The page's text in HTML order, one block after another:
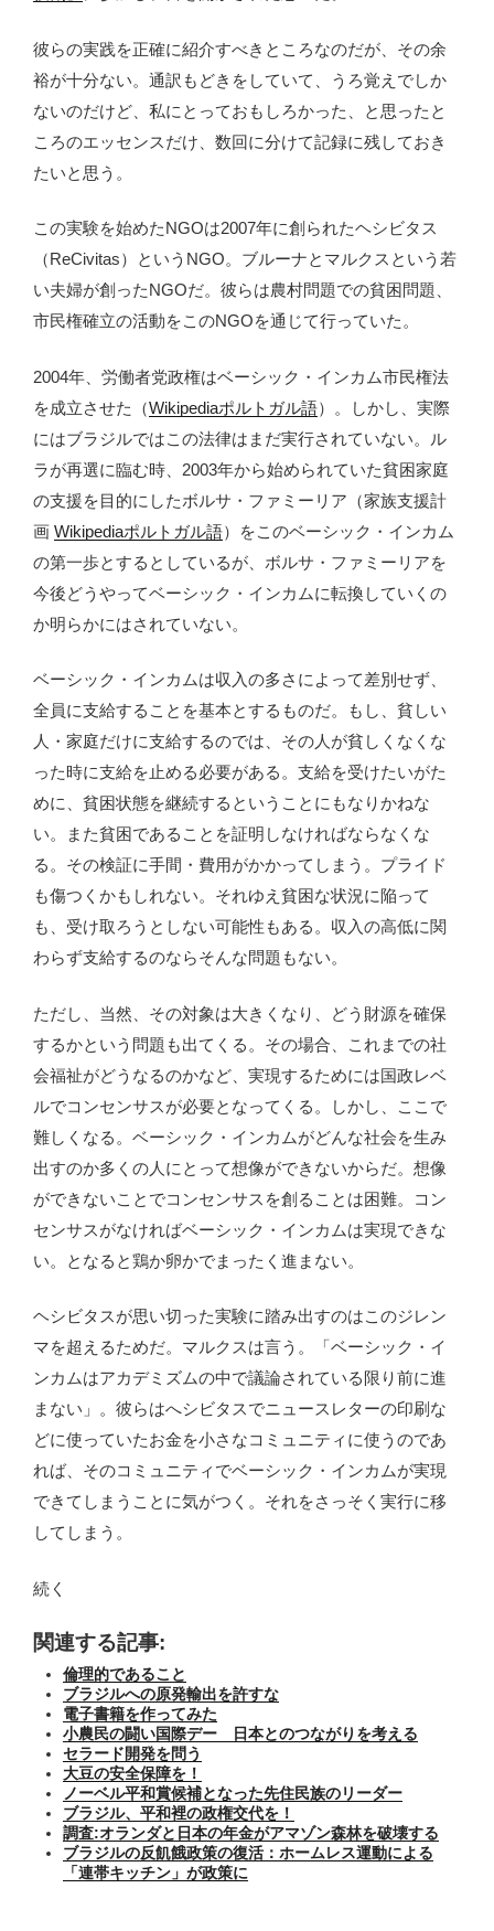
彼らの実践を正確に紹介すべきところなのだが、その余
裕が十分ない。通訳もどきをしていて、うろ覚えでしか
ないのだけど、私にとっておもしろかった、と思ったと
ころのエッセンスだけ、数回に分けて記録に残しておき
たいと思う。
この実験を始めたNGOは2007年に創られたヘシビタス
（ReCivitas）というNGO。ブルーナとマルクスという若
い夫婦が創ったNGOだ。彼らは農村問題での貧困問題、
市民権確立の活動をこのNGOを通じて行っていた。
2004年、労働者党政権はベーシック・インカム市民権法
を成立させた（Wikipediaポルトガル語）。しかし、実際
にはブラジルではこの法律はまだ実行されていない。ル
ラが再選に臨む時、2003年から始められていた貧困家庭
の支援を目的にしたボルサ・ファミーリア（家族支援計
画 Wikipediaポルトガル語）をこのベーシック・インカム
の第一歩とするとしているが、ボルサ・ファミーリアを
今後どうやってベーシック・インカムに転換していくの
か明らかにはされていない。
ベーシック・インカムは収入の多さによって差別せず、
全員に支給することを基本とするものだ。もし、貧しい
人・家庭だけに支給するのでは、その人が貧しくなくな
った時に支給を止める必要がある。支給を受けたいがた
めに、貧困状態を継続するということにもなりかねな
い。また貧困であることを証明しなければならなくな
る。その検証に手間・費用がかかってしまう。プライド
も傷つくかもしれない。それゆえ貧困な状況に陥って
も、受け取ろうとしない可能性もある。収入の高低に関
わらず支給するのならそんな問題もない。
ただし、当然、その対象は大きくなり、どう財源を確保
するかという問題も出てくる。その場合、これまでの社
会福祉がどうなるのかなど、実現するためには国政レベ
ルでコンセンサスが必要となってくる。しかし、ここで
難しくなる。ベーシック・インカムがどんな社会を生み
出すのか多くの人にとって想像ができないからだ。想像
ができないことでコンセンサスを創ることは困難。コン
センサスがなければベーシック・インカムは実現できな
い。となると鶏か卵かでまったく進まない。
ヘシビタスが思い切った実験に踏み出すのはこのジレン
マを超えるためだ。マルクスは言う。「ベーシック・イ
ンカムはアカデミズムの中で議論されている限り前に進
まない」。彼らはへシビタスでニュースレターの印刷な
どに使っていたお金を小さなコミュニティに使うのであ
れば、そのコミュニティでベーシック・インカムが実現
できてしまうことに気がつく。それをさっそく実行に移
してしまう。
続く
関連する記事:
倫理的であること
ブラジルへの原発輸出を許すな
電子書籍を作ってみた
小農民の闘い国際デー 日本とのつながりを考える
セラード開発を問う
大豆の安全保障を！
ノーベル平和賞候補となった先住民族のリーダー
ブラジル、平和裡の政権交代を！
調査:オランダと日本の年金がアマゾン森林を破壊する
ブラジルの反飢餓政策の復活：ホームレス運動による
「連帯キッチン」が政策に